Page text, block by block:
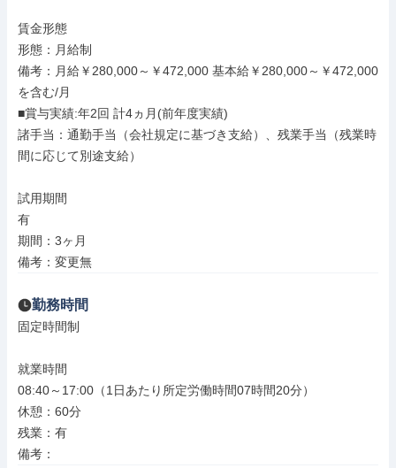
賃金形態
形態：月給制
備考：月給￥280,000～￥472,000 基本給￥280,000～￥472,000
を含む/月
■賞与実績:年2回 計4ヵ月(前年度実績)
諸手当：通勤手当（会社規定に基づき支給）、残業手当（残業時
間に応じて別途支給）
試用期間
有
期間：3ヶ月
備考：変更無
勤務時間
固定時間制
就業時間
08:40～17:00（1日あたり所定労働時間07時間20分）
休憩：60分
残業：有
備考：